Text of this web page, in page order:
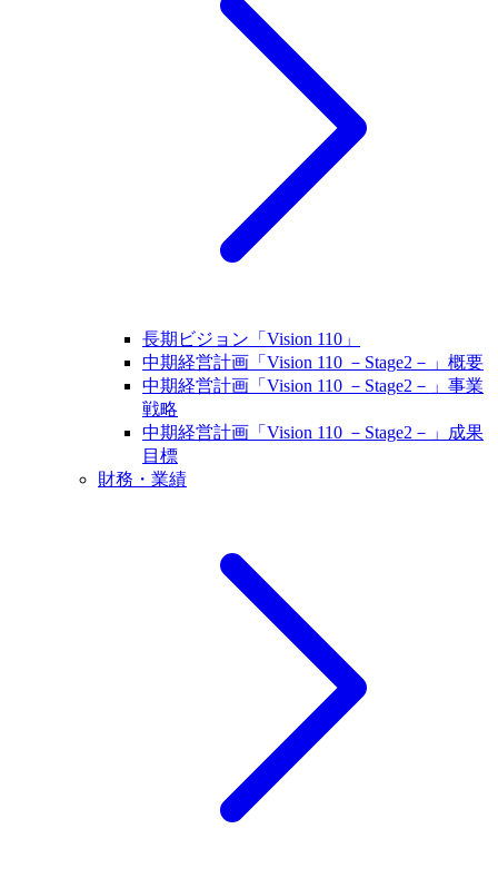
長期ビジョン「Vision 110」
中期経営計画「Vision 110 －Stage2－」概要
中期経営計画「Vision 110 －Stage2－」事業
戦略
中期経営計画「Vision 110 －Stage2－」成果
目標
財務・業績